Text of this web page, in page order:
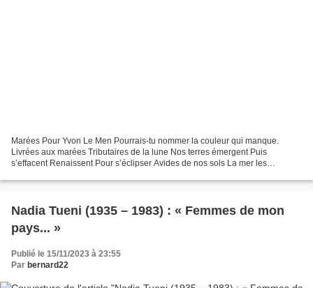
Marées Pour Yvon Le Men Pourrais-tu nommer la couleur qui manque.
Livrées aux marées Tributaires de la lune Nos terres émergent Puis
s’effacent Renaissent Pour s’éclipser Avides de nos sols La mer les
Nadia Tueni (1935 – 1983) : « Femmes de mon
pays... »
Publié le 15/11/2023 à 23:55
Par bernard22